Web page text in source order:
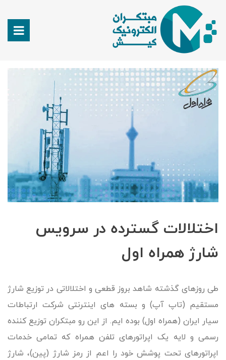
اختلالات گسترده در سرویس
شارژ همراه اول
طی روزهای گذشته شاهد بروز قطعی و اختلالاتی در توزیع شارژ
مستقیم (تاپ آپ) و بسته های اینترنتی شرکت ارتباطات
سیار ایران (همراه اول) بوده ایم. از این رو مبتکران توزیع کننده
رسمی و لایه یک اپراتورهای تلفن همراه که تمامی خدمات
اپراتورهای تحت پوشش خود را اعم از رمز شارژ (پین)، شارژ